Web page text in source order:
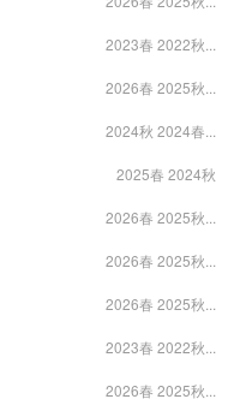
2023春 2022秋...
2026春 2025秋...
2024秋 2024春...
2025春 2024秋
2026春 2025秋...
2026春 2025秋...
2026春 2025秋...
2023春 2022秋...
2026春 2025秋...